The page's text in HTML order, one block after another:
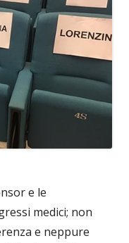
e le
medici; non
e neppure